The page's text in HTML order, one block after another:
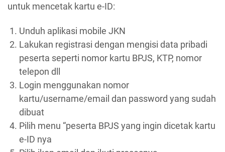
untuk mencetak kartu e-ID:
Unduh aplikasi mobile JKN
Lakukan registrasi dengan mengisi data pribadi
peserta seperti nomor kartu BPJS, KTP, nomor
telepon dll
Login menggunakan nomor
kartu/username/email dan password yang sudah
dibuat
Pilih menu “peserta BPJS yang ingin dicetak kartu
e-ID nya